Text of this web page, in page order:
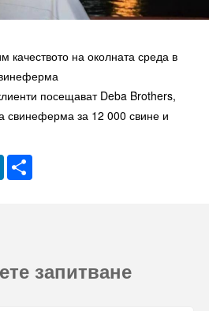
качеството на околната среда в
посещават Deba Brothers,
свинеферма за 12 000 свине и
LinkedIn
запитване